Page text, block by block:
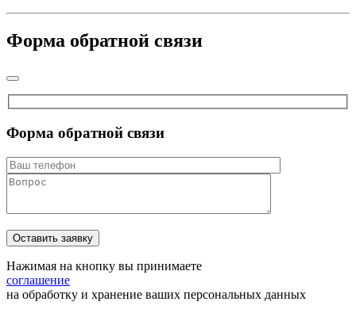
Форма обратной связи
Форма обратной связи
Нажимая на кнопку вы принимаете
соглашение
на обработку и хранение ваших персональных данных